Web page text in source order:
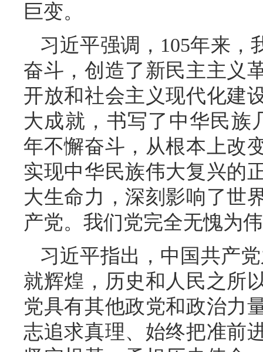
巨变。
习近平强调，105年来，
奋斗，创造了新民主主义
开放和社会主义现代化建
大成就，书写了中华民族
年不懈奋斗，从根本上改
实现中华民族伟大复兴的
大生命力，深刻影响了世
产党。我们党完全无愧为
习近平指出，中国共产
就辉煌，历史和人民之所
党具有其他政党和政治力
志追求真理、始终把准前